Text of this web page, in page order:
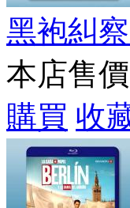
黑袍糾
本店售價
購買 收